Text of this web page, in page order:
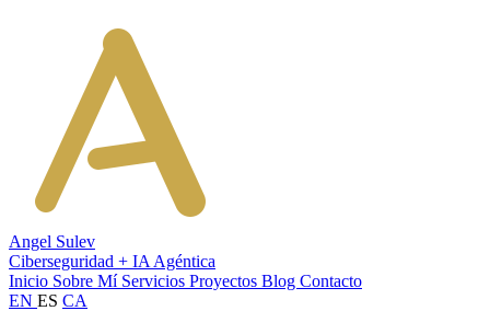
Angel Sulev
Ciberseguridad + IA Agéntica
Inicio Sobre Mí Servicios Proyectos Blog Contacto
EN ES CA